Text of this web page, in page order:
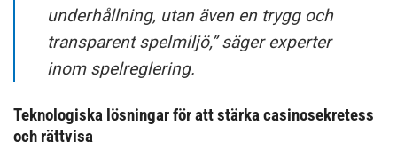
underhållning, utan även en trygg och
transparent spelmiljö,” säger experter
inom spelreglering.
Teknologiska lösningar för att stärka casinosekretess
och rättvisa